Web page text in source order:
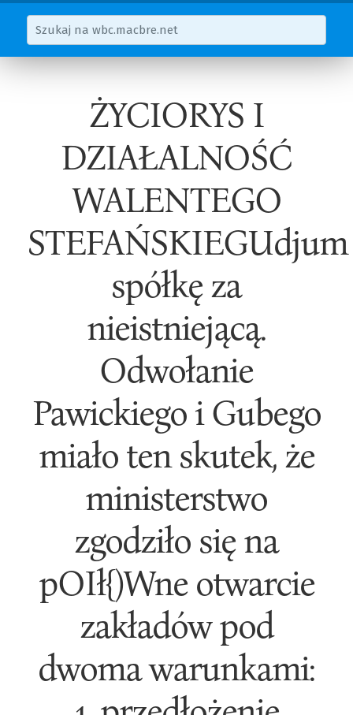
ŻYCIORYS I
DZIAŁALNOŚĆ
WALENTEGO
STEFAŃSKIEGUdjum
spółkę za
nieistniejącą.
Odwołanie
Pawickiego i Gubego
miało ten skutek, że
ministerstwo
zgodziło się na
pOIł{)Wne otwarcie
zakładów pod
dwoma warunkami: